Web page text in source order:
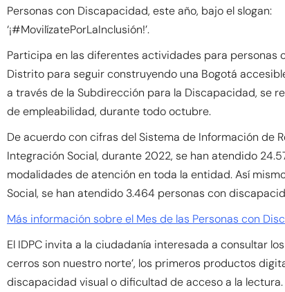
Personas con Discapacidad, este año, bajo el slogan:
‘¡#MovilízatePorLaInclusión!’.
Participa en las diferentes actividades para personas
Distrito para seguir construyendo una Bogotá
a través de la Subdirección para la Discapacidad, se
de empleabilidad, durante todo octubre.
De acuerdo con cifras del Sistema de Información de
Integración Social, durante 2022, se han atendido
modalidades de atención en toda la entidad. Así
Social, se han atendido 3.464 personas con
Más información sobre el Mes de las Personas con
El IDPC invita a la ciudadanía interesada a consultar
cerros son nuestro norte’, los primeros productos
discapacidad visual o dificultad de acceso a la